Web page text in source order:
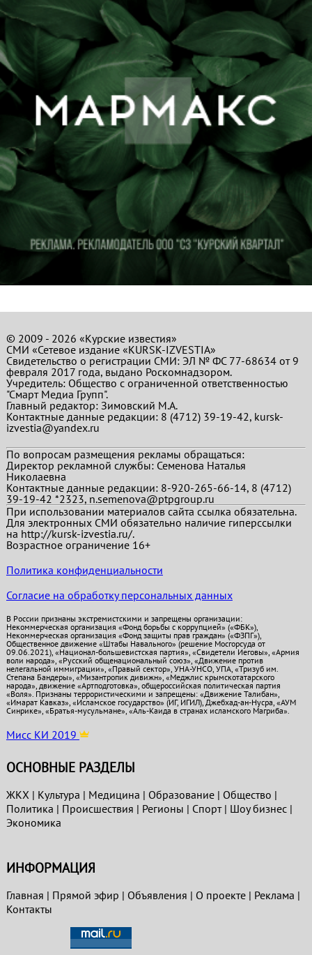
© 2009 - 2026 «Курские известия»
СМИ «Сетевое издание «KURSK-IZVESTIA»
Свидетельство о регистрации СМИ: ЭЛ № ФС 77-68634 от 9
февраля 2017 года, выдано Роскомнадзором.
Учредитель: Общество с ограниченной ответственностью
"Смарт Медиа Групп".
Главный редактор:Зимовский М.А.
Контактные данные редакции: 8 (4712) 39-19-42, kursk-
izvestia@yandex.ru
По вопросам размещения рекламы обращаться:
Директор рекламной службы: Семенова Наталья
Николаевна
Контактные данные редакции: 8-920-265-66-14, 8 (4712)
39-19-42 *2323, n.semenova@ptpgroup.ru
При использовании материалов сайта ссылка обязательна.
Для электронных СМИ обязательно наличие гиперссылки
на http://kursk-izvestia.ru/.
Возрастное ограничение 16+
Политика конфиденциальности
Согласие на обработку персональных данных
В России признаны экстремистскими и запрещены организации:
Некоммерческая организация «Фонд борьбы с коррупцией» («ФБК»),
Некоммерческая организация «Фонд защиты прав граждан» («ФЗПГ»),
Общественное движение «Штабы Навального» (решение Мосгорсуда от
09.06.2021), «Национал-большевистская партия», «Свидетели Иеговы», «Армия
воли народа», «Русский общенациональный союз», «Движение против
нелегальной иммиграции», «Правый сектор», УНА-УНСО, УПА, «Тризуб им.
Степана Бандеры», «Мизантропик дивижн», «Меджлис крымскотатарского
народа», движение «Артподготовка», общероссийская политическая партия
«Воля». Признаны террористическими и запрещены: «Движение Талибан»,
«Имарат Кавказ», «Исламское государство» (ИГ, ИГИЛ), Джебхад-ан-Нусра, «АУМ
Синрике», «Братья-мусульмане», «Аль-Каида в странах исламского Магриба».
Мисс КИ 2019
ОСНОВНЫЕ РАЗДЕЛЫ
ЖКХ | Культура | Медицина | Образование| Общество |
Политика | Проиcшествия | Регионы | Спорт| Шоу бизнес|
Экономика
ИНФОРМАЦИЯ
Главная | Прямой эфир | Объявления | О проекте| Реклама |
Контакты